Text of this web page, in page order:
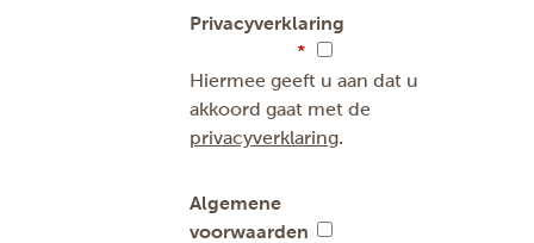
Privacyverklaring
Hiermee geeft u aan dat u
akkoord gaat met de
privacyverklaring.
Algemene
voorwaarden